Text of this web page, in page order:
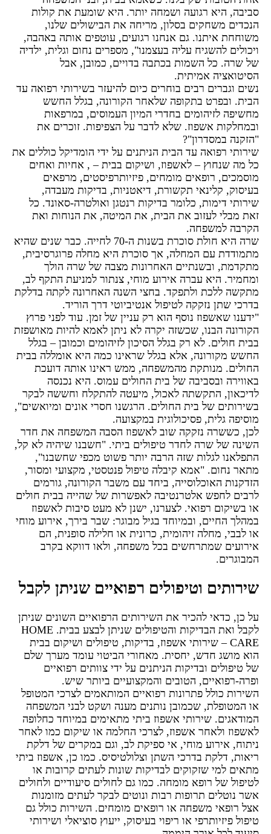
סביבה, היא רגועה ושמחה יותר. היא שומעת את קולות
הנכדים משחקים בסלון, מריחה את הבישולים שלנו,
משוחחת איתנו. גם אנחנו רגועים, עוטפים אותה באהבה,
ויכולים להשגיח עליה בעצמנו", מספרים נחום וגלית, ילדיה
של שרה. כל השמות בכתבה בדויים, כמובן, אבל
הסיטואציה אמיתית.
נשים וגברים רבים בוחרים כיום להיעזר בשירותי רפואה עד
הבית. ובפרט בתקופה שלאחר הקורונה, בגלל החשש
מחשיפה לזיהומים בחדרי המיון העמוסים, במרפאות
ובמחלקות אשפוז. שלא לדבר על הצפיפות. זוכרים את
"הזקנה במסדרון"?
שירותי רפואה עד הבית הניתנים על ידי הומדיקל כוללים את
כל מה שנחוץ – לאשפוז, ושיקום בבית – , אחיות ואחים
מוסמכים, רופאים מומחים, פיזיותרפיסטים, מרפאים
בעיסוק, קלינאי תקשורת, דיאטניות, בדיקות מעבדה,
שירותי דימות, כלומר בדיקות רנטגן ואולטרה-סאונד. כל
זאת מבלי לעזוב את הבית, את המיטה, את הנוחות ואת
הקרבה למשפחה.
שרה היא חולת סוכרת בשנות ה-70 לחייה. כבר שנים שהיא
מתמודדת עם המחלה, אך סוכרת היא מחלה פרוגרסיבית,
מתקדמת, ובשנתיים האחרונות מצבה של שרה הולך
ומחמיר. היא עברה אירוע מוחי, צנתור למניעת התקף לב,
מתקשה ללכת ולתפקד. בחצי השנה האחרונה לקתה בדלקת
בדרכי שתן נזקקה לטיפול אנטיביוטי דרך הוריד.
"ידענו שאשפוז נוסף הוא רק עניין של זמן. עוד לפני פרוץ
הקורונה הבנו, שכשזה יקרה לא ניתן לאמא להיות מאושפזת
בבית חולים. לא רק בגלל הסיכון לזיהומים וכמובן – בגלל
החשש מקורונה, אלא בגלל שראינו כמה היא אומללה בבית
החולים. מנותקת מהמשפחה, ממש ראינו אותה דועכת
באווירה ובסביבה של בית החולים עמוס. היא נכנסה
לדיכאון, התקשתה לאכול, מיעטה להתקלח וחששה לבקר
בשירותים של בית החולים. הרגשנו חסרי אונים ומיואשים",
מוסיפה גלית, פסיכולוגית במקצועה.
לכן, כששרה נזקקה שוב לאשפוז הסבה המשפחה את חדר
השינה של שרה לחדר טיפולים ביתי. "חשבנו שיהיה לא קל,
התפלאנו לגלות שזה הרבה יותר פשוט מכפי שחשבנו",
מתאר נחום. "אמא קיבלה טיפול פנטסטי, מקצועי ומסור,
הזדקנות האוכלוסייה, ביחד עם משבר הקורונה, גורמים
לרבים לחפש אלטרנטיבה לאפשרות של שהייה בבית חולים
או בשיקום רפואי. לצערנו, ישנן לא מעט סיבות לאשפוז
במהלך החיים, ובמיוחד בגיל מבוגר: שבר בירך, אירוע מוחי
או לבבי, מחלה זיהומית, כרונית או חלילה סופנית, הם
אירועים שמתרחשים בכל משפחה, ולאו דווקא בקרב
המבוגרים.
שירותים וטיפולים רפואיים שניתן לקבל
על כן, כדאי להכיר את השירותים הרפואיים השונים שניתן
לקבל ואת הבדיקות והטיפולים שניתן לבצע בבית. HOME
CARE – שירותי אשפוז, בדיקות, טיפולים ושיקום בבית
הוא מושג חדש, יחסית. מאחורי הביטוי עומד מערך שלם
של טיפולים ובדיקות הניתנים על ידי צוותים רפואיים
ופרה-רפואיים, הטובים והמקצועיים ביותר שיש.
השירות כולל פתרונות רפואיים המותאמים לצרכי המטופל
או המטופלת, שכמובן נותנים מענה ושקט לבני המשפחה
המודאגים. שירותי אשפוז ביתי מתאימים במיוחד כחלופה
לאשפוז ולאחר אשפוז, לצרכי החלמה או שיקום כמו לאחר
ניתוח, אירוע מוחי, אי ספיקת לב, וגם במקרים של דלקת
ריאות, דלקת בדרכי השתן וצלולטיסיס. כמו כן, אשפוז ביתי
מתאים למי שזקוקים לבדיקות שונות לעתים קרובות או
לטיפול של רופא מומחה. כמו גם לחולים סיעודיים ולחולים
אשר נוטלים תרופות רבות ונוטים לבקר לעתים מזומנות
אצל רופאי משפחה או רופאים מומחים. השירות כולל גם
טיפול פיזיותרפי או ריפוי בעיסוק, ייעוץ סוציאלי ושירותי